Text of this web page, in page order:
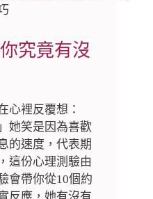
究竟有沒
心裡反覆想：
她笑是因為喜歡
的速度，代表期
這份心理測驗由
會帶你從10個約
反應，她有沒有